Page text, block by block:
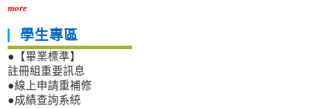
more
學生專區
●【畢業標準】
註冊組重要訊息
●線上申請重補修
●成績查詢系統